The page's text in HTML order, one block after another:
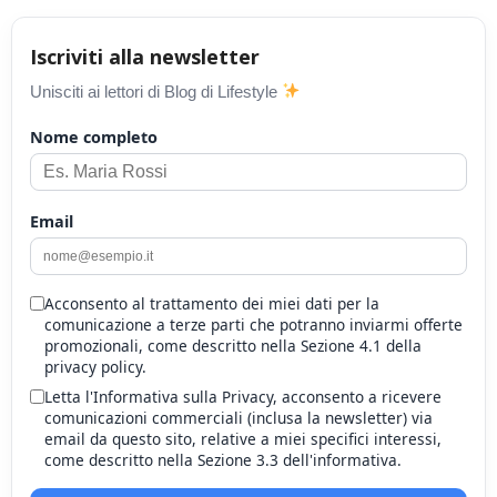
Iscriviti alla newsletter
Unisciti ai lettori di Blog di Lifestyle
Nome completo
Email
Acconsento al trattamento dei miei dati per la
comunicazione a terze parti che potranno inviarmi offerte
promozionali, come descritto nella Sezione 4.1 della
privacy policy.
Letta l'Informativa sulla Privacy, acconsento a ricevere
comunicazioni commerciali (inclusa la newsletter) via
email da questo sito, relative a miei specifici interessi,
come descritto nella Sezione 3.3 dell'informativa.